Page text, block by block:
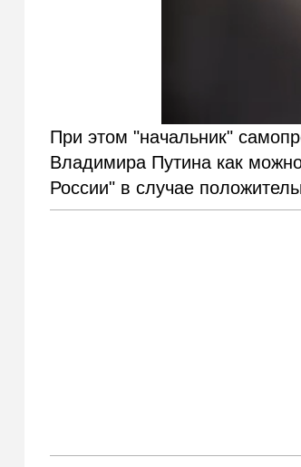
При этом "начальник"
Владимира Путина как
России" в случае